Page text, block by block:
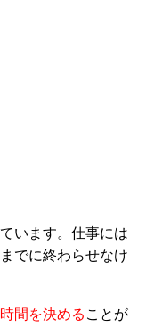
います。仕事には
でに終わらせなけ
間を決める ことが